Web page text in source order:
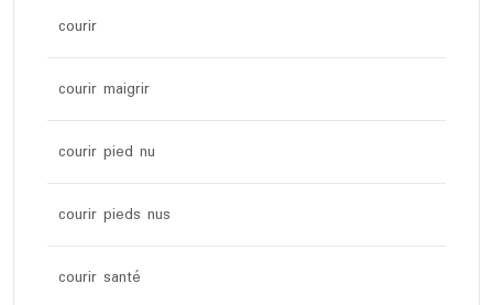
courir
courir maigrir
courir pied nu
courir pieds nus
courir santé